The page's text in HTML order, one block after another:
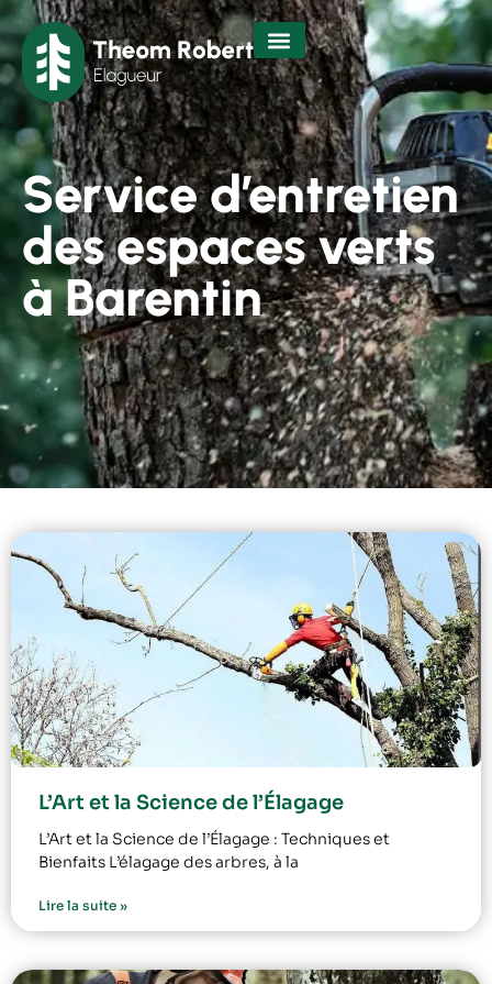
Service d’entretien
des espaces verts
à Barentin
L’Art et la Science de l’Élagage
L’Art et la Science de l’Élagage : Techniques et
Bienfaits L’élagage des arbres, à la
Lire la suite »